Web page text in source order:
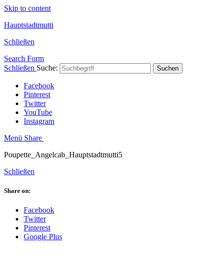
Skip to content
Hauptstadtmutti
Schließen
Search Form
Schließen Suche: Suchen
Facebook
Pinterest
Twitter
YouTube
Instagram
Menü Share
Poupette_Angelcab_Hauptstadtmutti5
Schließen
Share on:
Facebook
Twitter
Pinterest
Google Plus